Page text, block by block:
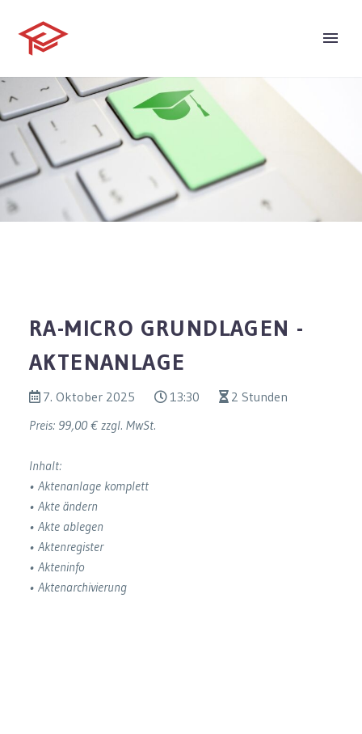
RA-MICRO GRUNDLAGEN -
AKTENANLAGE
7. Oktober 2025 13:30
2 Stunden
Preis: 99,00 € zzgl. MwSt.
Inhalt:
• Aktenanlage komplett
• Akte ändern
• Akte ablegen
• Aktenregister
• Akteninfo
• Aktenarchivierung